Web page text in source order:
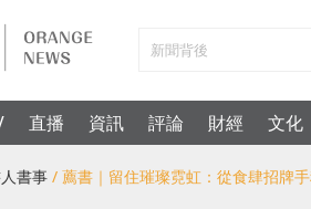
直播 資訊 評論 財經 文化
書事 / 薦書｜留住璀璨霓虹：從食肆招牌